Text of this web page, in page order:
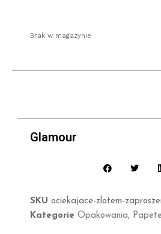
Brak w magazynie
Glamour
SKU ociekajace-zlotem-
Kategorie Opakowania,